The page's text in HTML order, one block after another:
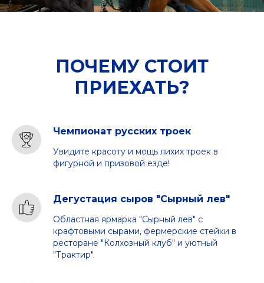
ПОЧЕМУ СТОИТ
ПРИЕХАТЬ?
Чемпионат русских троек
Увидите красоту и мощь лихих троек в
фигурной и призовой езде!
Дегустация сыров "Сырный лев"
Областная ярмарка "Сырный лев" с
крафтовыми сырами, фермерские стейки в
ресторане "Колхозный клуб" и уютный
"Трактир".